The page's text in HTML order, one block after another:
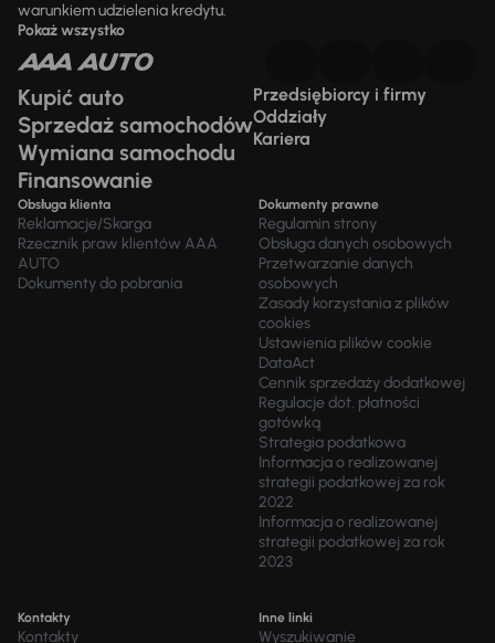
warunkiem udzielenia kredytu.
Pokaż wszystko
Kupić auto
Sprzedaż samochodów
Wymiana samochodu
Finansowanie
Przedsiębiorcy i firmy
Oddziały
Kariera
Obsługa klienta
Reklamacje/Skarga
Rzecznik praw klientów AAA
AUTO
Dokumenty do pobrania
Dokumenty prawne
Regulamin strony
Obsługa danych osobowych
Przetwarzanie danych
osobowych
Zasady korzystania z plików
cookies
Ustawienia plików cookie
DataAct
Cennik sprzedaży dodatkowej
Regulacje dot. płatności
gotówką
Strategia podatkowa
Informacja o realizowanej
strategii podatkowej za rok
2022
Informacja o realizowanej
strategii podatkowej za rok
2023
Kontakty
Kontakty
Inne linki
Wyszukiwanie